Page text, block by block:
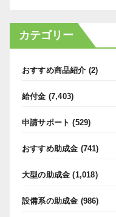
カテゴリー
おすすめ商品紹介 (2)
給付金 (7,403)
申請サポート (529)
おすすめ助成金 (741)
大型の助成金 (1,018)
設備系の助成金 (986)